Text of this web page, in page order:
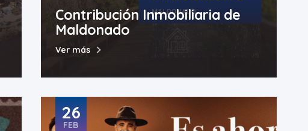
Contribución Inmobiliaria de
Maldonado
Ver más
26
FEB